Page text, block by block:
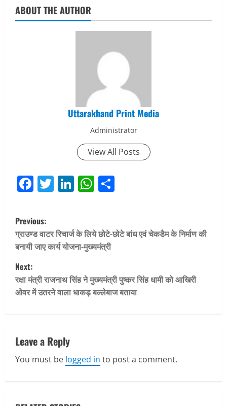
ABOUT THE AUTHOR
Uttarakhand Print Media
Administrator
View All Posts
Facebook
Twitter
LinkedIn
WhatsApp
P
o
s
t
n
v
i
Previous:
ग्राउण्ड वाटर रिचार्ज के लिये छोटे-छोटे बांध एवं चेकडैम के निर्माण की
बनायी जाए कार्य योजना-मुख्यमंत्री
Next:
रक्षा मंत्री राजनाथ सिंह ने मुख्यमंत्री पुष्कर सिंह धामी को आखिरी
ओवर में उतरने वाला धाकड़ बल्लेबाज बताया
Leave a Reply
You must be logged in to post a comment.